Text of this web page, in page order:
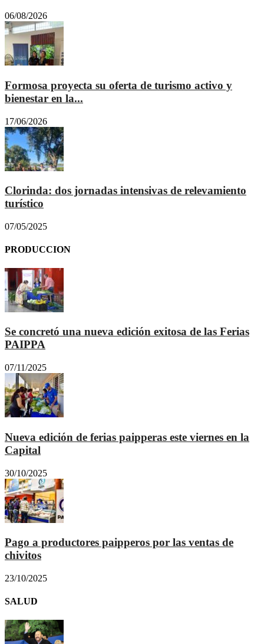
06/08/2026
Formosa proyecta su oferta de turismo activo y
bienestar en la...
17/06/2026
Clorinda: dos jornadas intensivas de relevamiento
turístico
07/05/2025
PRODUCCION
Se concretó una nueva edición exitosa de las Ferias
PAIPPA
07/11/2025
Nueva edición de ferias paipperas este viernes en la
Capital
30/10/2025
Pago a productores paipperos por las ventas de
chivitos
23/10/2025
SALUD